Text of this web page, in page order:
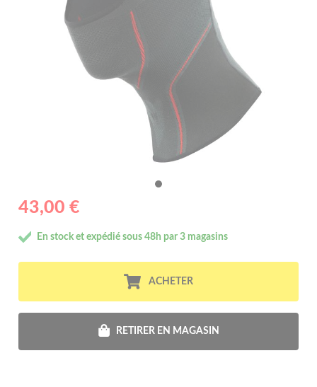
43,00 €
En stock et expédié sous 48h par 3 magasins
ACHETER
RETIRER EN MAGASIN